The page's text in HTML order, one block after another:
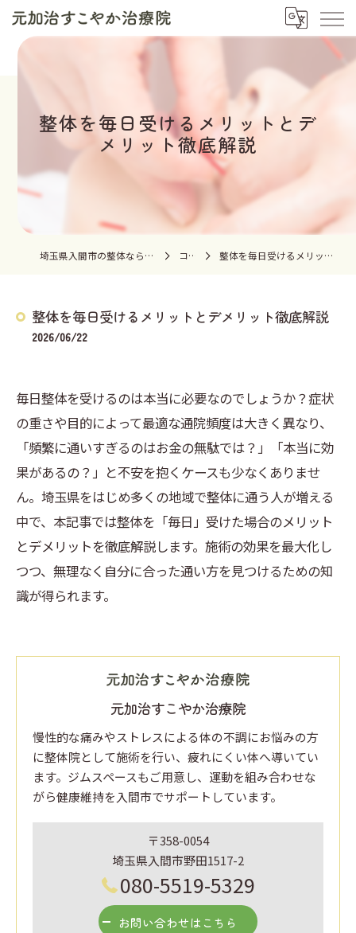
整体を毎日受けるメリットとデ
メリット徹底解説
埼玉県入間市の整体なら元加治すこやか治療院 コラム 整体を毎日受けるメリットとデメリット徹底解説
整体を毎日受けるメリットとデメリット徹底解説
2026/06/22
毎日整体を受けるのは本当に必要なのでしょうか？症状
の重さや目的によって最適な通院頻度は大きく異なり、
「頻繁に通いすぎるのはお金の無駄では？」「本当に効
果があるの？」と不安を抱くケースも少なくありませ
ん。埼玉県をはじめ多くの地域で整体に通う人が増える
中で、本記事では整体を「毎日」受けた場合のメリット
とデメリットを徹底解説します。施術の効果を最大化し
つつ、無理なく自分に合った通い方を見つけるための知
識が得られます。
元加治すこやか治療院
慢性的な痛みやストレスによる体の不調にお悩みの方
に整体院として施術を行い、疲れにくい体へ導いてい
ます。ジムスペースもご用意し、運動を組み合わせな
がら健康維持を入間市でサポートしています。
〒358-0054
埼玉県入間市野田1517-2
080-5519-5329
お問い合わせはこちら